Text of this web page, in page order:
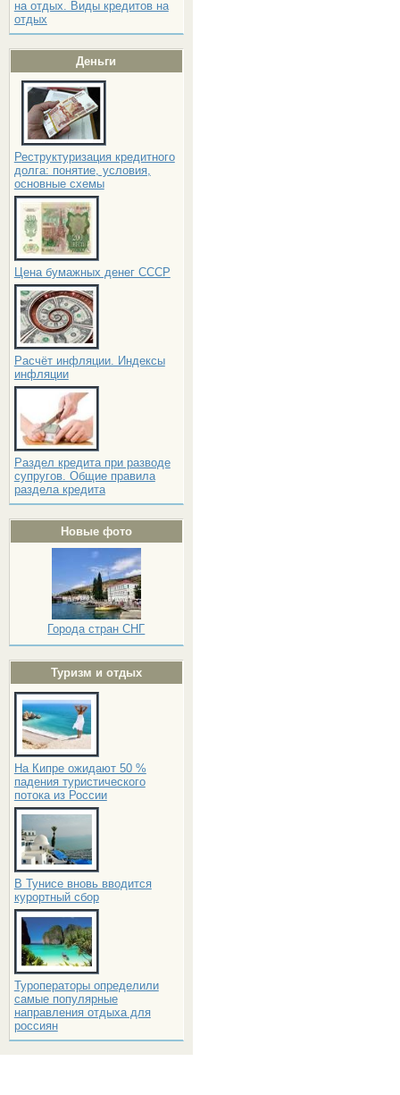
на отдых. Виды кредитов на
отдых
Деньги
Реструктуризация кредитного
долга: понятие, условия,
основные схемы
Цена бумажных денег СССР
Расчёт инфляции. Индексы
инфляции
Раздел кредита при разводе
супругов. Общие правила
раздела кредита
Новые фото
Города стран СНГ
Туризм и отдых
На Кипре ожидают 50 %
падения туристического
потока из России
В Тунисе вновь вводится
курортный сбор
Туроператоры определили
самые популярные
направления отдыха для
россиян